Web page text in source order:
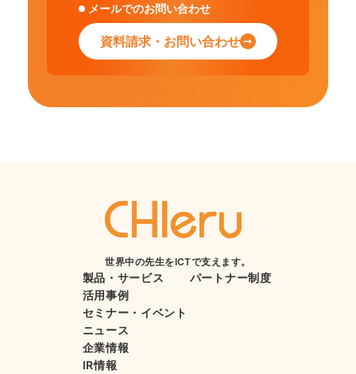
メールでのお問い合わせ
資料請求・お問い合わせ
世界中の先生をICTで支えます。
製品・サービス
活用事例
セミナー・イベント
ニュース
企業情報
IR情報
パートナー制度